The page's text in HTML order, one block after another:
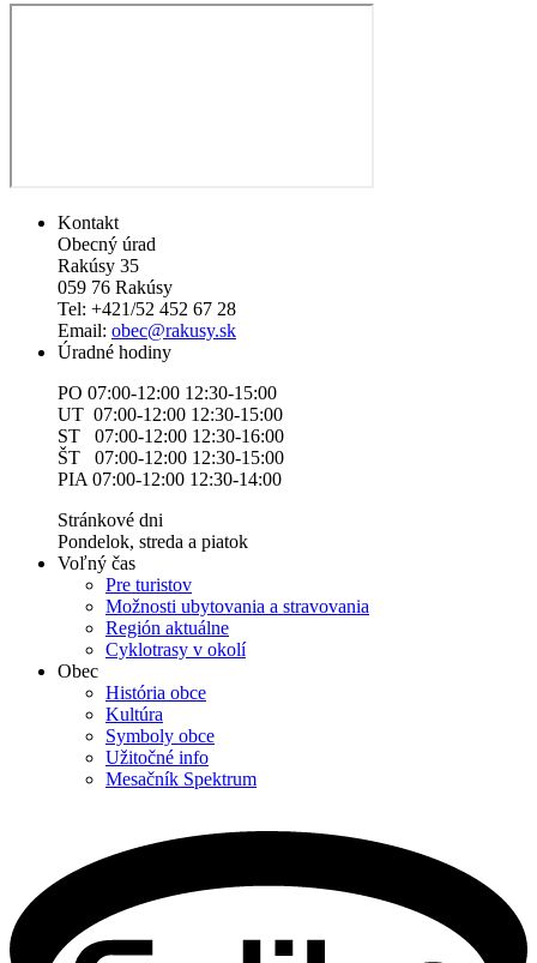
Kontakt
Obecný úrad
Rakúsy 35
059 76 Rakúsy
Tel: +421/52 452 67 28
Email: obec@rakusy.sk
Úradné hodiny
PO 07:00-12:00 12:30-15:00
UT 07:00-12:00 12:30-15:00
ST 07:00-12:00 12:30-16:00
ŠT 07:00-12:00 12:30-15:00
PIA 07:00-12:00 12:30-14:00
Stránkové dni
Pondelok, streda a piatok
Voľný čas
Pre turistov
Možnosti ubytovania a stravovania
Región aktuálne
Cyklotrasy v okolí
Obec
História obce
Kultúra
Symboly obce
Užitočné info
Mesačník Spektrum